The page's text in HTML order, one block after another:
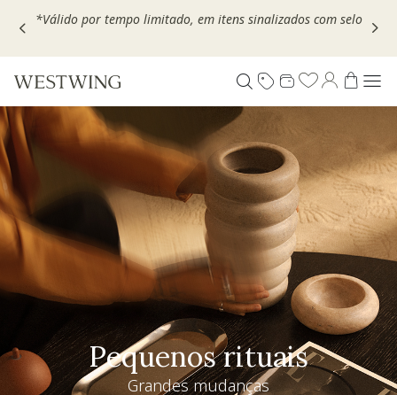
Escolha seu VOUCHER e ganhe até 30% OFF*: useMOVEL30,
Pequenos rituais
Grandes mudanças